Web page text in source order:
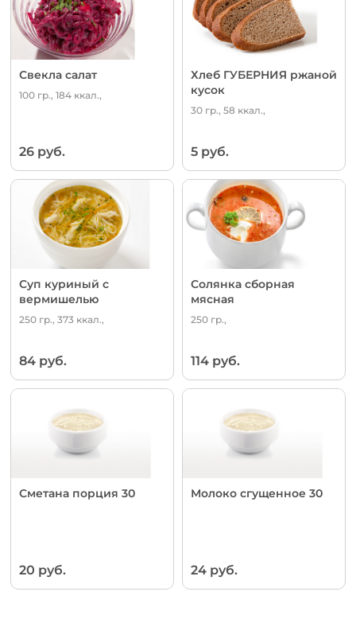
Свекла салат
100 гр., 184 ккал.,
26 руб.
Хлеб ГУБЕРНИЯ ржаной
кусок
30 гр., 58 ккал.,
5 руб.
Суп куриный с
вермишелью
250 гр., 373 ккал.,
84 руб.
Солянка сборная
мясная
250 гр.,
114 руб.
Сметана порция 30
20 руб.
Молоко сгущенное 30
24 руб.